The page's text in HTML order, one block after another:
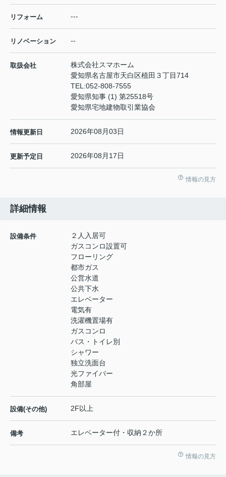
リフォーム ---
リノベーション --
取扱会社
株式会社スマホーム
愛知県名古屋市天白区植田３丁目714
TEL:052-808-7555
愛知県知事 (1) 第25518号
愛知県宅地建物取引業協会
情報更新日 2026年08月03日
更新予定日 2026年08月17日
情報の見方
詳細情報
設備条件
２人入居可
ガスコンロ設置可
フローリング
都市ガス
公営水道
公共下水
エレベーター
電気有
洗濯機置場有
ガスコンロ
バス・トイレ別
シャワー
独立洗面台
光ファイバー
角部屋
設備(その他) 2F以上
備考 エレベーター付・収納２か所
情報の見方